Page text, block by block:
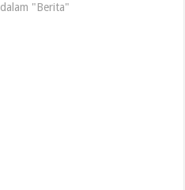
dalam "Berita"